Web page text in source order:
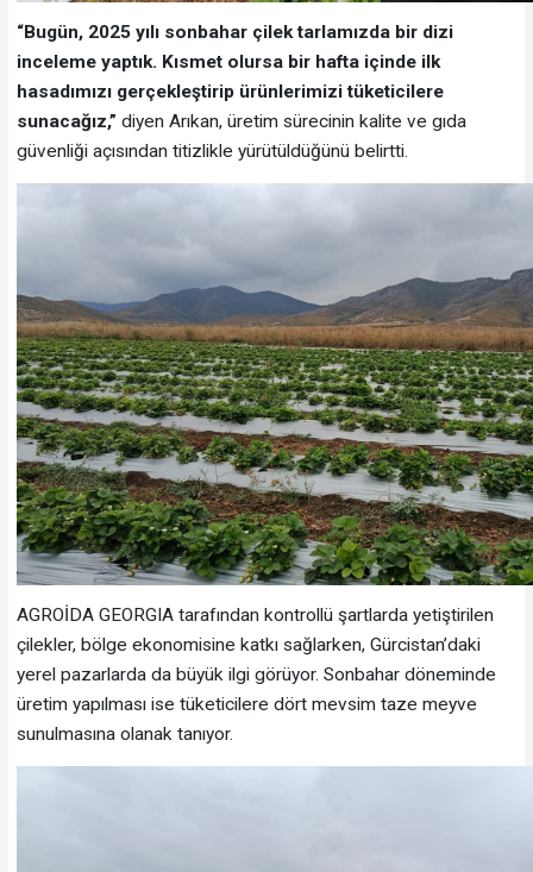
“Bugün, 2025 yılı sonbahar çilek tarlamızda bir dizi
inceleme yaptık. Kısmet olursa bir hafta içinde ilk
hasadımızı gerçekleştirip ürünlerimizi tüketicilere
sunacağız,” diyen Arıkan, üretim sürecinin kalite ve gıda
güvenliği açısından titizlikle yürütüldüğünü belirtti.
AGROİDA GEORGIA tarafından kontrollü şartlarda yetiştirilen
çilekler, bölge ekonomisine katkı sağlarken, Gürcistan’daki
yerel pazarlarda da büyük ilgi görüyor. Sonbahar döneminde
üretim yapılması ise tüketicilere dört mevsim taze meyve
sunulmasına olanak tanıyor.